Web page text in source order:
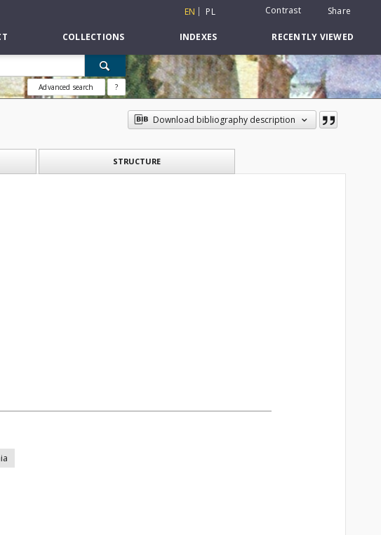
EN PL Contrast Share
COLLECTIONS INDEXES RECENTLY VIEWED
Advanced search ?
Download bibliography description
STRUCTURE